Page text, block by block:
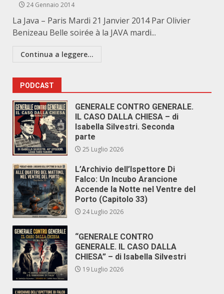
24 Gennaio 2014
La Java – Paris Mardi 21 Janvier 2014 Par Olivier
Benizeau Belle soirée à la JAVA mardi...
Continua a leggere...
PODCAST
GENERALE CONTRO GENERALE.
IL CASO DALLA CHIESA – di
Isabella Silvestri. Seconda
parte
25 Luglio 2026
L’Archivio dell’Ispettore Di
Falco: Un Incubo Arancione
Accende la Notte nel Ventre del
Porto (Capitolo 33)
24 Luglio 2026
“GENERALE CONTRO
GENERALE. IL CASO DALLA
CHIESA” – di Isabella Silvestri
19 Luglio 2026